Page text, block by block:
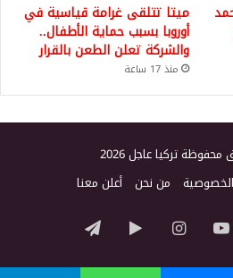
ميتا تتلقى غرامة قياسية في
أوروبا بسبب حماية الأطفال..
والشركة تعلن الطعن بالقرار
منذ 17 ساعة
تركيا عاجل 2026
من نحن أعلن معنا
‫YouTubeانستقرام‏Google
Play
تيلقرام